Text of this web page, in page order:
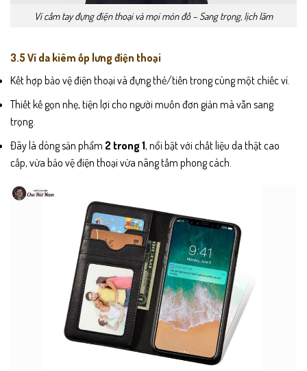
Ví cầm tay đựng điện thoại và mọi món đồ – Sang trọng, lịch lãm
3.5 Ví da kiêm ốp lưng điện thoại
Kết hợp bảo vệ điện thoại và đựng thẻ/tiền trong cùng một chiếc ví.
Thiết kế gọn nhẹ, tiện lợi cho người muốn đơn giản mà vẫn sang
trọng.
Đây là dòng sản phẩm 2 trong 1, nổi bật với chất liệu da thật cao
cấp, vừa bảo vệ điện thoại vừa nâng tầm phong cách.